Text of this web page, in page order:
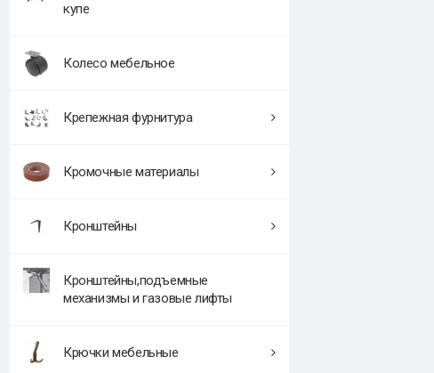
купе
Колесо мебельное
Крепежная фурнитура
Кромочные материалы
Кронштейны
Кронштейны,подъемные
механизмы и газовые лифты
Крючки мебельные